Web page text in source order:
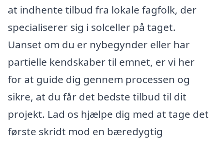
at indhente tilbud fra lokale fagfolk, der
specialiserer sig i solceller på taget.
Uanset om du er nybegynder eller har
partielle kendskaber til emnet, er vi her
for at guide dig gennem processen og
sikre, at du får det bedste tilbud til dit
projekt. Lad os hjælpe dig med at tage det
første skridt mod en bæredygtig